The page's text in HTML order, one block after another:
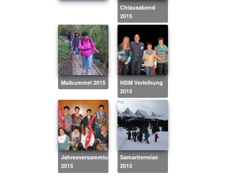
Chlausabend
2015
Maibummel 2015
HDM Verleihung
2015
Jahresversammlung
2015
Samariterreise
2015